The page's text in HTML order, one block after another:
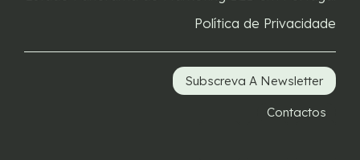
Política de Privacidade
Subscreva A Newsletter
Contactos